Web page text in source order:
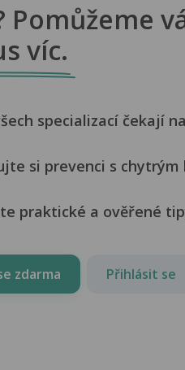
Pomůžeme
víc.
specializací čekají
si prevenci s chytrým
praktické a ověřené
zdarma Přihlásit se